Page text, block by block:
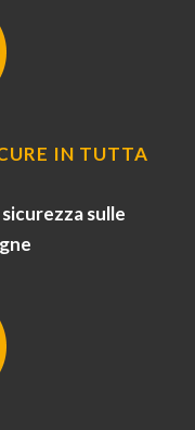
IN TUTTA
sulle